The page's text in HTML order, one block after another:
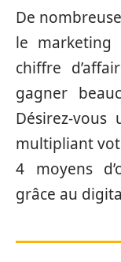
De
le
chiffre
gagner
Désirez-
multipliant
4 moyens
grâce au